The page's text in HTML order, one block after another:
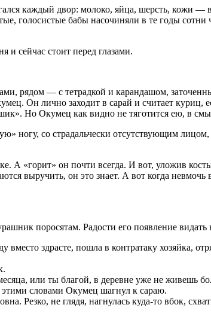
каждый двор: молоко, яйца, шерсть, кожи —
голосистые бабы насочиняли в те годы сотни
и сейчас стоит перед глазами.
рядом — с тетрадкой и карандашом,
Он лично заходит в сарай и считает куриц,
Но Окумец как видно не тяготится ею, в
ногу, со страдальчески отсутствующим
А «горит» он почти всегда. И вот, уложив
выручить, он это знает. А вот когда
поросятам. Радости его появление видать
здрасте, пошла в контратаку хозяйка,
или ты благой, в деревне уже не живешь
этими словами Окумец шагнул к сараю.
Резко, не глядя, нагнулась куда-то вбок,